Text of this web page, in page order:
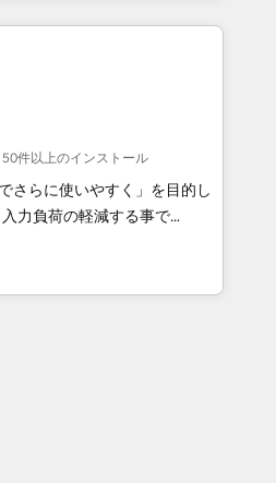
50件以上のインストール
さらに使いやすく」を目的し
力負荷の軽減する事で